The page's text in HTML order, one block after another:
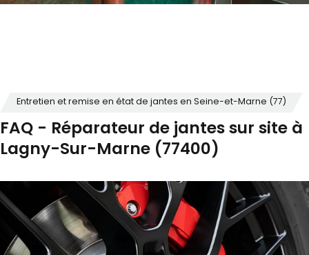
FAQ - Réparateur de jantes sur site à
Lagny-Sur-Marne (77400)
Entretien et remise en état de jantes en Seine-et-Marne (77)